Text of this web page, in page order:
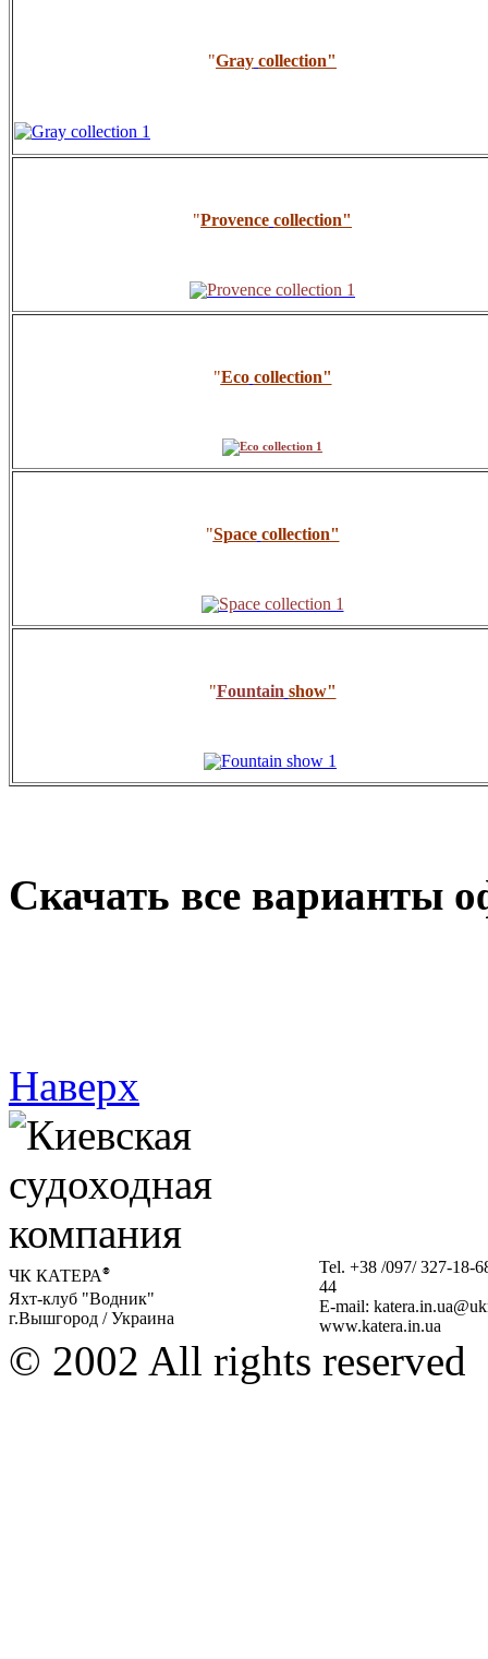
"Gray collection"
"Provence collection"
"Eco collection"
"Space collection"
"Fountain show"
Скачать все варианты
Наверх
ЧК КАТЕРА®
Яхт-клуб "Водник"
г.Вышгород / Украина
Tel. +38 /097/ 327-18-
44
E-mail:
www.katera.in.ua
© 2002 All rights reserved